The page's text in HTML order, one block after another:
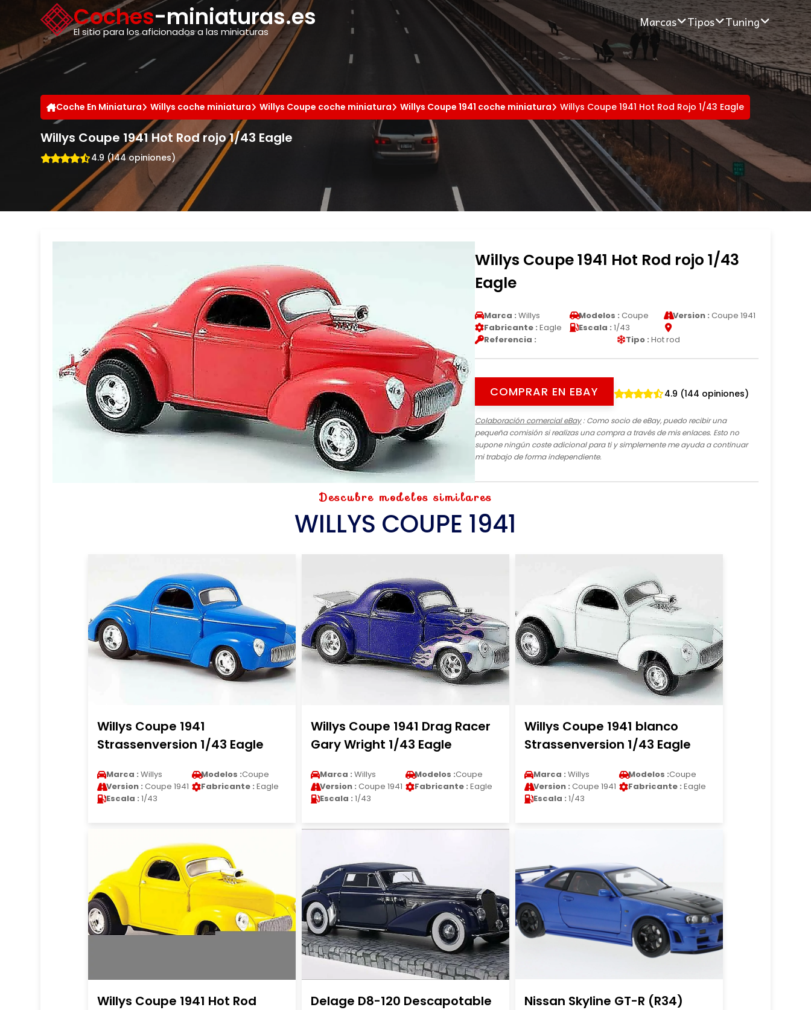
Coches-miniaturas.es
El sitio para los aficionados a las miniaturas
Marcas Tipos Tuning
Coche En Miniatura Willys coche miniatura Willys Coupe coche miniatura Willys Coupe 1941 coche miniatura Willys Coupe 1941 Hot Rod Rojo 1/43 Eagle
Willys Coupe 1941 Hot Rod rojo 1/43 Eagle
4.9 (144 opiniones)
Willys Coupe 1941 Hot Rod rojo 1/43
Eagle
Marca : Willys Modelos : Coupe Version : Coupe 1941
Fabricante : Eagle Escala : 1/43
Referencia :
Tipo : Hot rod
COMPRAR EN EBAY 4.9 (144 opiniones)
Colaboración comercial eBay: Como socio de eBay, puedo recibir una
pequeña comisión si realizas una compra a través de mis enlaces. Esto no
supone ningún coste adicional para ti y simplemente me ayuda a continuar
mi trabajo de forma independiente.
Descubre modelos similares
WILLYS COUPE 1941
Willys Coupe 1941
Strassenversion 1/43 Eagle
Marca : Willys Modelos :Coupe
Version : Coupe 1941 Fabricante : Eagle
Escala : 1/43
Willys Coupe 1941 Drag Racer
Gary Wright 1/43 Eagle
Marca : Willys Modelos :Coupe
Version : Coupe 1941 Fabricante : Eagle
Escala : 1/43
Willys Coupe 1941 blanco
Strassenversion 1/43 Eagle
Marca : Willys Modelos :Coupe
Version : Coupe 1941 Fabricante : Eagle
Escala : 1/43
Willys Coupe 1941 Hot Rod
Delage D8-120 Descapotable
Nissan Skyline GT-R (R34)
Panel de gestión de cookies